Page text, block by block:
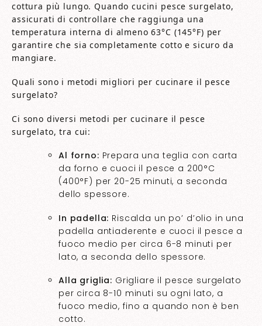
cottura più lungo. Quando cucini pesce surgelato,
assicurati di controllare che raggiunga una
temperatura interna di almeno 63°C (145°F) per
garantire che sia completamente cotto e sicuro da
mangiare.
Quali sono i metodi migliori per cucinare il pesce
surgelato?
Ci sono diversi metodi per cucinare il pesce
surgelato, tra cui:
Al forno: Prepara una teglia con carta
da forno e cuoci il pesce a 200°C
(400°F) per 20-25 minuti, a seconda
dello spessore.
In padella: Riscalda un po’ d’olio in una
padella antiaderente e cuoci il pesce a
fuoco medio per circa 6-8 minuti per
lato, a seconda dello spessore.
Alla griglia: Grigliare il pesce surgelato
per circa 8-10 minuti su ogni lato, a
fuoco medio, fino a quando non è ben
cotto.